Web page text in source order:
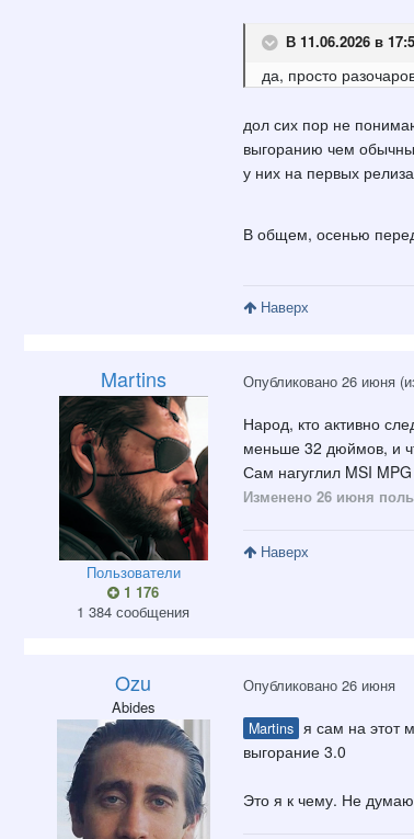
В 11.06.2026 в
да, просто
дол сих пор не
выгоранию чем
у них на первых
В общем, осенью
Наверх
Martins
Пользователи
1 176
1 384 сообщения
Опубликовано 26 июня
Народ, кто активно
меньше 32 дюймов, и
Сам нагуглил MSI
Изменено 26 июня
Наверх
Ozu
Abides
Опубликовано 26 июня
Martins я сам на этот
выгорание 3.0
Это я к чему. Не